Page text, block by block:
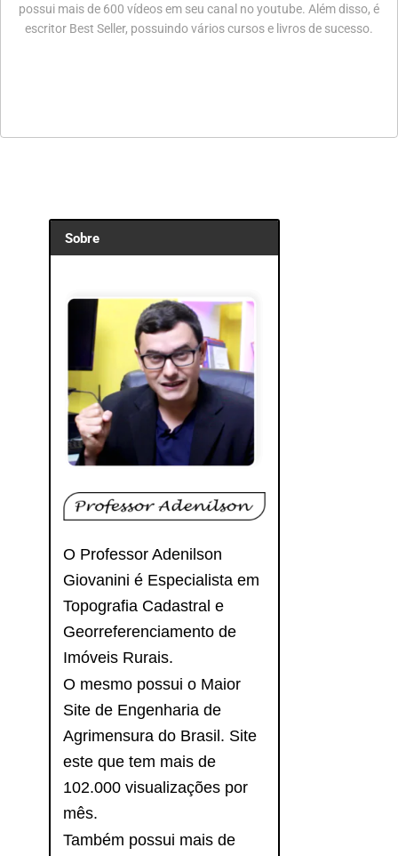
possui mais de 600 vídeos em seu canal no youtube. Além disso, é
escritor Best Seller, possuindo vários cursos e livros de sucesso.
Sobre
O Professor Adenilson
Giovanini é Especialista em
Topografia Cadastral e
Georreferenciamento de
Imóveis Rurais.
O mesmo possui o Maior
Site de Engenharia de
Agrimensura do Brasil. Site
este que tem mais de
102.000 visualizações por
mês.
Também possui mais de